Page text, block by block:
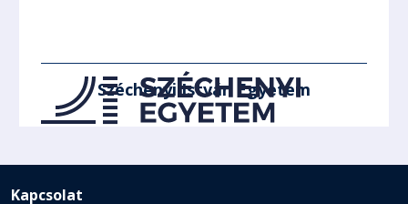
Széchenyi István Egyetem
Kapcsolat